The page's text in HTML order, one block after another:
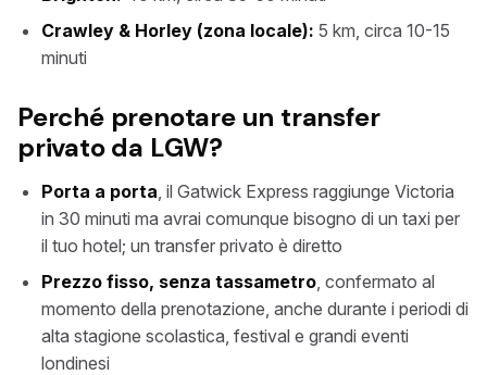
Crawley & Horley (zona locale): 5 km, circa 10-15
minuti
Perché prenotare un transfer
privato da LGW?
Porta a porta, il Gatwick Express raggiunge Victoria
in 30 minuti ma avrai comunque bisogno di un taxi per
il tuo hotel; un transfer privato è diretto
Prezzo fisso, senza tassametro, confermato al
momento della prenotazione, anche durante i periodi di
alta stagione scolastica, festival e grandi eventi
londinesi